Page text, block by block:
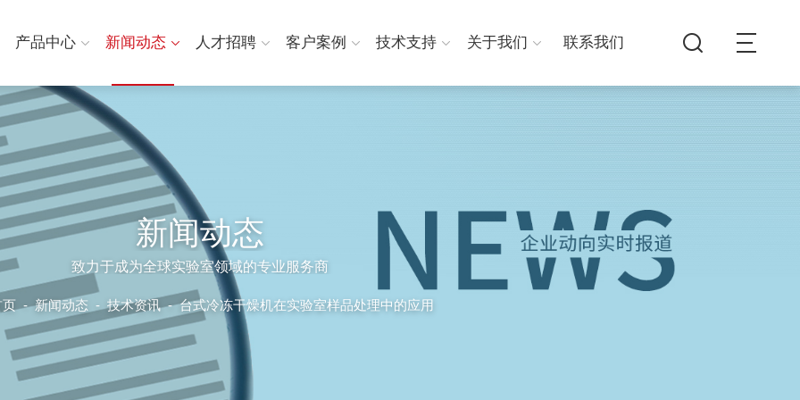
产品中心 新闻动态 人才招聘 客户案例 技术支持 关于我们 联系我们
新闻动态
致力于成为全球实验室领域的专业服务商
-新闻动态 -技术资讯 -台式冷冻干燥机在实验室样品处理中的应用